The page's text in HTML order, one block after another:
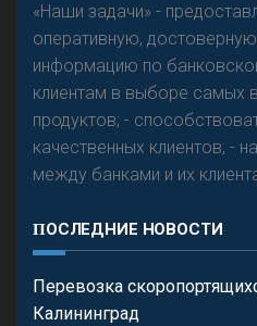
«Наши задачи» -
оперативную,
информацию по
клиентам в выборе самых
продуктов; -
качественных клиентов; -
между банками и их
ПОСЛЕДНИЕ НОВОСТИ
Перевозка
Калининград